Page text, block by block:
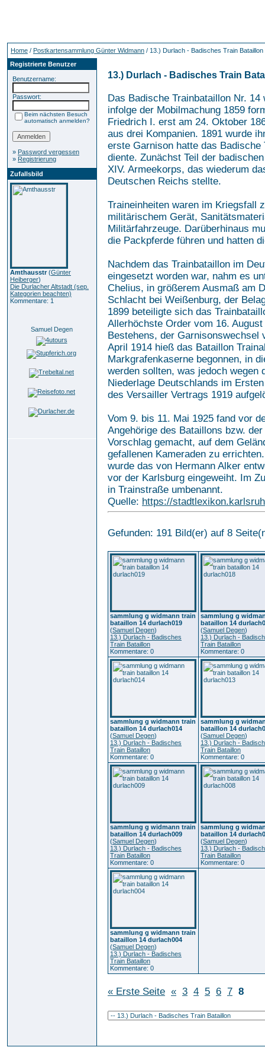
Home / Postkartensammlung Günter Widmann / 13.) Durlach - Badisches Train Bataillon
Registrierte Benutzer
Benutzername:
Passwort:
Beim nächsten Besuch
automatisch anmelden?
» Password vergessen
» Registrierung
Zufallsbild
Amthausstr(Günter
Heiberger)
Die Durlacher Altstadt (sep.
Kategorien beachten)
Kommentare: 1
Samuel Degen
13.) Durlach - Badisches Train
Das Badische Trainbataillon Nr.
infolge der Mobilmachung 1859
Friedrich I. erst am 24. Oktober
aus drei Kompanien. 1891 wurde
erste Garnison hatte das
diente. Zunächst Teil der
XIV. Armeekorps, das wiederum
Deutschen Reichs stellte.
Traineinheiten waren im Kriegsfall
militärischem Gerät,
Militärfahrzeuge. Darüberhinaus
die Packpferde führen und hatten
Nachdem das Trainbataillon im
eingesetzt worden war, nahm es
Chelius, in größerem Ausmaß am
Schlacht bei Weißenburg, der
1899 beteiligte sich das
Allerhöchste Order vom 16.
Bestehens, der
April 1914 hieß das Bataillon
Markgrafenkaserne begonnen, in
werden sollten, was jedoch
Niederlage Deutschlands im
des Versailler Vertrags 1919
Vom 9. bis 11. Mai 1925 fand vor
Angehörige des Bataillons bzw.
Vorschlag gemacht, auf dem
gefallenen Kameraden zu
wurde das von Hermann Alker
vor der Karlsburg eingeweiht. Im
in Trainstraße umbenannt.
Quelle: https://
Gefunden: 191 Bild(er) auf 8
sammlung g widmann train
bataillon 14 durlach019
(Samuel Degen)
13.) Durlach - Badisches
Train Bataillon
Kommentare: 0
sammlung g
bataillon 14
(Samuel Degen)
13.) Durlach -
Train Bataillon
Kommentare: 0
sammlung g widmann train
bataillon 14 durlach014
(Samuel Degen)
13.) Durlach - Badisches
Train Bataillon
Kommentare: 0
sammlung g
bataillon 14
(Samuel Degen)
13.) Durlach -
Train Bataillon
Kommentare: 0
sammlung g widmann train
bataillon 14 durlach009
(Samuel Degen)
13.) Durlach - Badisches
Train Bataillon
Kommentare: 0
sammlung g
bataillon 14
(Samuel Degen)
13.) Durlach -
Train Bataillon
Kommentare: 0
sammlung g widmann train
bataillon 14 durlach004
(Samuel Degen)
13.) Durlach - Badisches
Train Bataillon
Kommentare: 0
« Erste Seite « 3 4 5 6 7 8